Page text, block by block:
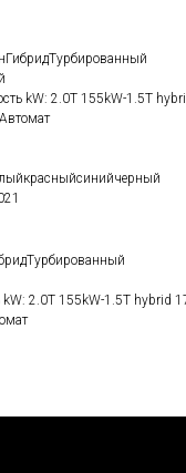
kW: 2.0T 155kW-1.5T
2.0T 155kW-1.5T hybrid